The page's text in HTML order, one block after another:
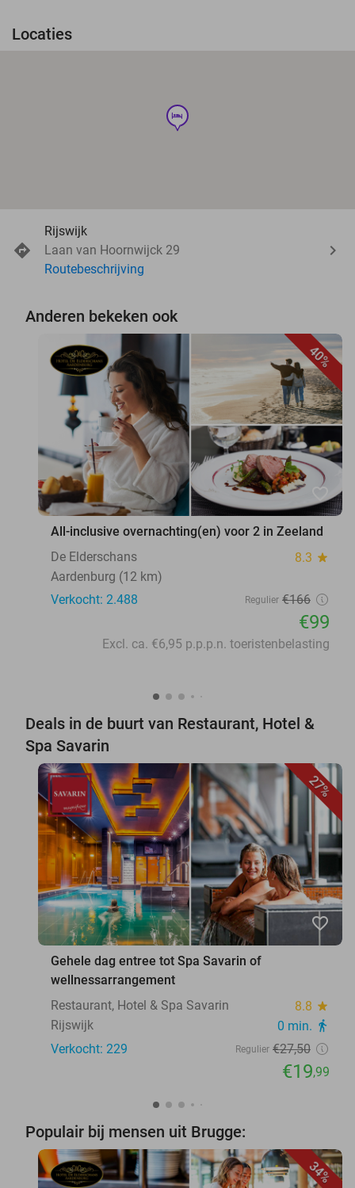
Locaties
hotel
Rijswijk
Laan van Hoornwijck 29
Routebeschrijving
Anderen bekeken ook
40%
favorite_border
All-inclusive overnachting(en) voor 2 in Zeeland
De Elderschans
8.3 star
Aardenburg (12 km)
Verkocht: 2.488
Regulier €166
€99
Excl. ca. €6,95 p.p.p.n. toeristenbelasting
Deals in de buurt van Restaurant, Hotel &
Spa Savarin
27%
favorite_border
Gehele dag entree tot Spa Savarin of
wellnessarrangement
Restaurant, Hotel & Spa Savarin
8.8 star
Rijswijk 0 min. directions_walk
Verkocht: 229 Regulier €27,50
€19,99
Populair bij mensen uit Brugge:
34%